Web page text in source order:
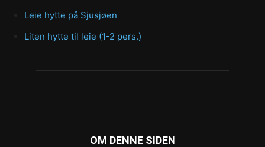
Leie hytte på Sjusjøen
Liten hytte til leie (1-2 pers.)
OM DENNE SIDEN